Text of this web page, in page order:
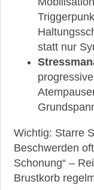
statt nur
Wichtig: Starre
Beschwerden
Schonung“ –
Brustkorb